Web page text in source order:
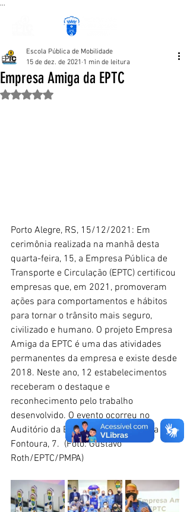
Empresa Amiga da EPTC
Escola Pública de Mobilidade
15 de dez. de 2021 1 min de leitura
Avaliado com NaN de 5 estrelas.
Porto Alegre, RS, 15/12/2021: Em
cerimônia realizada na manhã desta
quarta-feira, 15, a Empresa Pública de
Transporte e Circulação (EPTC) certificou
empresas que, em 2021, promoveram
ações para comportamentos e hábitos
para tornar o trânsito mais seguro,
civilizado e humano. O projeto Empresa
Amiga da EPTC é uma das atividades
permanentes da empresa e existe desde
2018. Neste ano, 12 estabelecimentos
receberam o destaque e
reconhecimento pelo trabalho
desenvolvido. O evento ocorreu no
Auditório da EPTC, na João Neves da
Fontoura, 7.  (Foto: Gustavo
Roth/EPTC/PMPA)